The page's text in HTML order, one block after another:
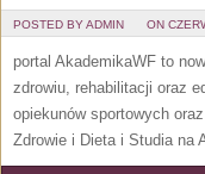
POSTED BY ADMIN ON
portal AkademikaWF to
zdrowiu, rehabilitacji oraz
opiekunów sportowych
Zdrowie i Dieta i Studia na